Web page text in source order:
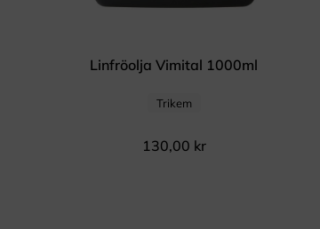
Linfröolja Vimital 1000ml
Trikem
130,00 kr